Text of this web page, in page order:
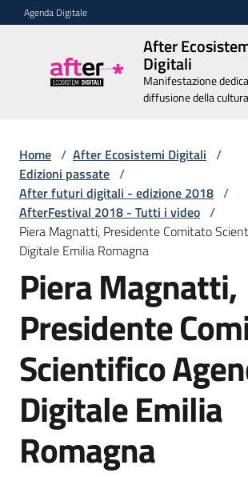
Vai al contenuto
Vai alla navigazione
Vai al footer
Agenda Digitale
After
Digitali
Manifestazione
diffusione della
Ecosistemi
Digitali
cultura digitale
Chi
siamo
Relatori
Edizioni
passate
Menu selezionato
Seguici
su
Home / After Ecosistemi Digitali /
Edizioni passate /
After futuri digitali - edizione 2018 /
AfterFestival 2018 - Tutti i video /
Piera Magnatti, Presidente Comitato
Digitale Emilia Romagna
Piera Magnatti,
Presidente
Scientifico
Digitale Emilia
Romagna